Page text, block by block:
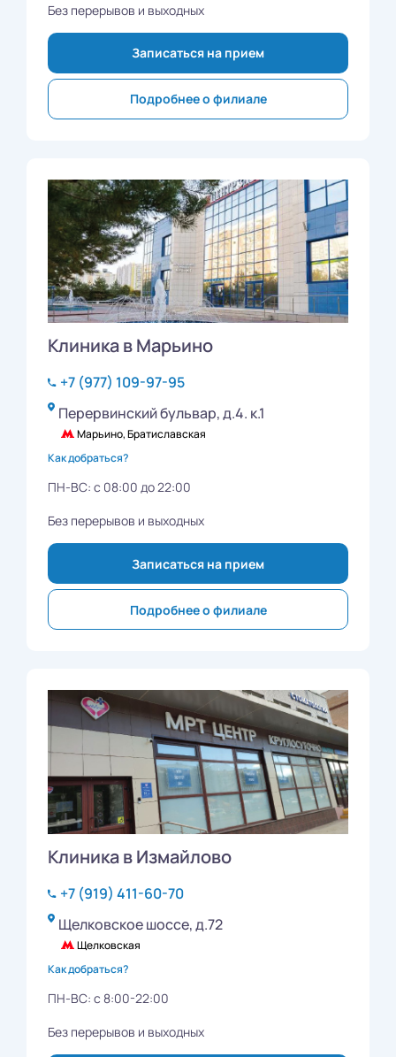
Без перерывов и выходных
Записаться на прием
Подробнее о филиале
Клиника в Марьино
+7 (977) 109-97-95
Перервинский бульвар, д.4. к.1
Марьино, Братиславская
Как добраться?
ПН-ВС: с 08:00 до 22:00
Без перерывов и выходных
Записаться на прием
Подробнее о филиале
Клиника в Измайлово
+7 (919) 411-60-70
Щелковское шоссе, д.72
Щелковская
Как добраться?
ПН-ВС: с 8:00-22:00
Без перерывов и выходных